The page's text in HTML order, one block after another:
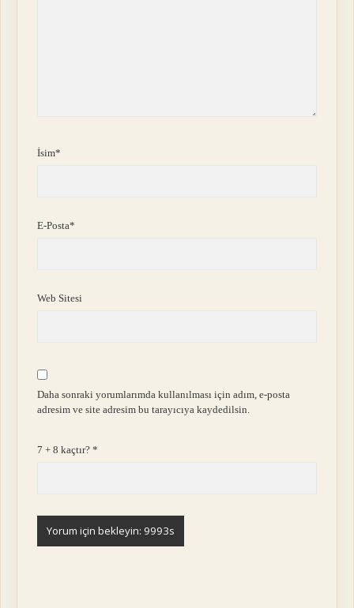
İsim*
E-Posta*
Web Sitesi
Daha sonraki yorumlarımda kullanılması için adım, e-posta
adresim ve site adresim bu tarayıcıya kaydedilsin.
7 + 8 kaçtır?*